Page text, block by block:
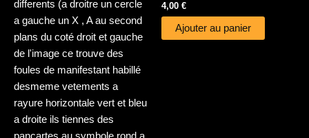
4,00 €
Ajouter au panier